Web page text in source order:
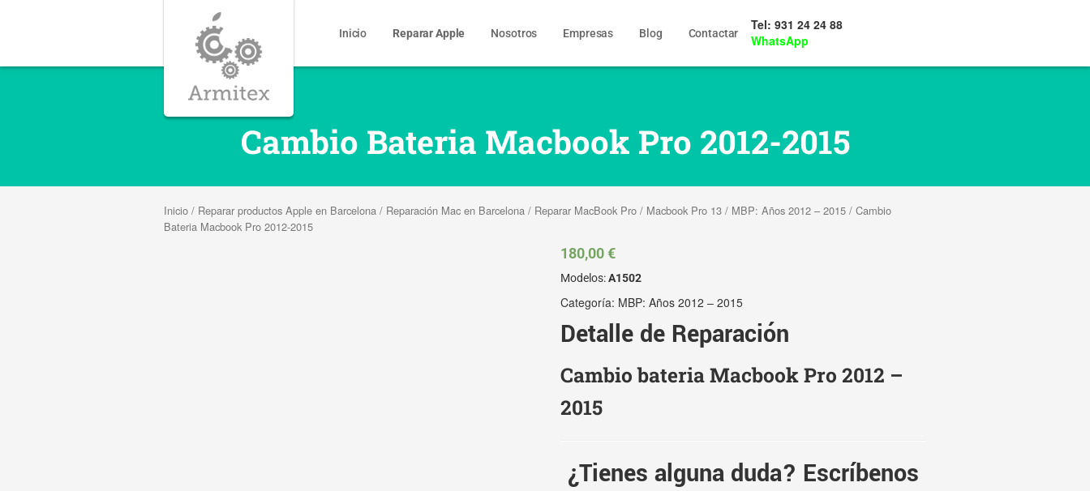
Inicio Reparar Apple Nosotros Empresas Blog Contactar
Tel: 931 24 24 88
WhatsApp
Cambio Bateria Macbook Pro 2012-2015
Inicio / Reparar productos Apple en Barcelona / Reparación Mac en Barcelona / Reparar MacBook Pro / Macbook Pro 13 / MBP: Años 2012 – 2015 / Cambio
Bateria Macbook Pro 2012-2015
180,00€
Modelos:A1502
Categoría: MBP: Años 2012 – 2015
Detalle de Reparación
Cambio bateria Macbook Pro 2012 –
2015
¿Tienes alguna duda? Escríbenos